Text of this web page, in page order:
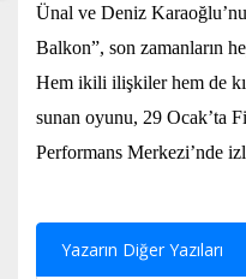
Ünal ve Deniz
Balkon”, son zamanların
Hem ikili ilişkiler hem de
sunan oyunu, 29 Ocak’ta
Performans Merkezi’nde
Yazarın Diğer Yazıları